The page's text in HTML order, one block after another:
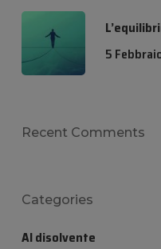
5
Recent Comments
Categories
Al disolvente